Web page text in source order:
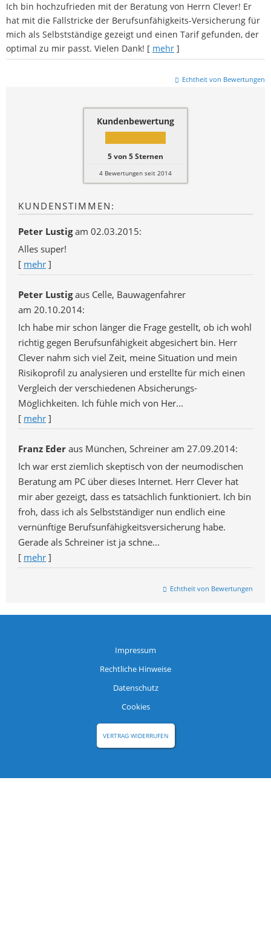
Ich bin hochzufrieden mit der Beratung von Herrn Clever! Er
hat mit die Fallstricke der Berufsunfähigkeits-Versicherung für
mich als Selbstständige gezeigt und einen Tarif gefunden, der
optimal zu mir passt. Vielen Dank! [ mehr ]
Echtheit von Bewertungen
Kundenbewertung
5von 5Sternen
4 Bewertungen seit 2014
KUNDENSTIMMEN:
Peter Lustigam 02.03.2015:
Alles super!
[ mehr ]
Peter Lustigaus Celle, Bauwagenfahrer
am 20.10.2014:
Ich habe mir schon länger die Frage gestellt, ob ich wohl
richtig gegen Berufsunfähigkeit abgesichert bin. Herr
Clever nahm sich viel Zeit, meine Situation und mein
Risikoprofil zu analysieren und erstellte für mich einen
Vergleich der verschiedenen Absicherungs-
Möglichkeiten. Ich fühle mich von Her...
[ mehr ]
Franz Eder aus München, Schreiner am 27.09.2014:
Ich war erst ziemlich skeptisch von der neumodischen
Beratung am PC über dieses Internet. Herr Clever hat
mir aber gezeigt, dass es tatsächlich funktioniert. Ich bin
froh, dass ich als Selbstständiger nun endlich eine
vernünftige Berufsunfähigkeitsversicherung habe.
Gerade als Schreiner ist ja schne...
[ mehr ]
Echtheit von Bewertungen
Impressum
Rechtliche Hinweise
Datenschutz
Cookies
VERTRAG WIDERRUFEN